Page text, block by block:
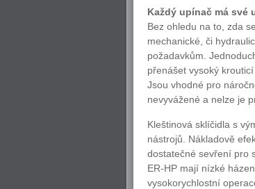
Každý upínač má své
Bez ohledu na to, zda
mechanické, či
požadavkům.
přenášet vysoký
Jsou vhodné pro
nevyvážené a nelze je
Kleštinová sklíčidla s
nástrojů. Nákladově
dostatečné sevření pro
ER-HP mají nízké
vysokorychlostní